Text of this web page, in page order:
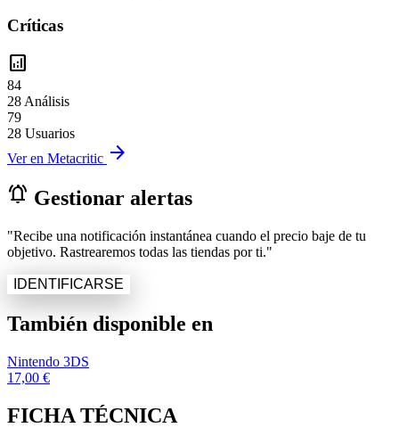
Críticas
analytics
84
28 Análisis
79
28 Usuarios
Ver en Metacritic arrow_forward
notifications_active Gestionar alertas
"Recibe una notificación instantánea cuando el precio baje de tu
objetivo. Rastrearemos todas las tiendas por ti."
IDENTIFICARSE
También disponible en
Nintendo 3DS
17,00 €
FICHA TÉCNICA